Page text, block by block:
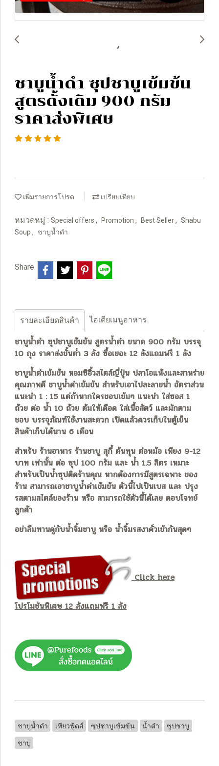
ชาบูน้ำดำ ซุปชาบูเข้มข้น
สูตรดั้งเดิม 900 กรัม
ราคาส่งพิเศษ
เพิ่มรายการโปรด เปรียบเทียบ
หมวดหมู่ : Special offers , Promotion , Best Seller, Shabu
Soup , ชาบูน้ำดำ
Share
รายละเอียดสินค้า ไอเดียเมนูอาหาร
ชาบูน้ำดำ ซุปชาบูเข้มข้น สูตรน้ำดำ ขนาด 900 กรัม บรรจุ
10 ถุง ราคาส่งขั้นต่ำ 3 ลัง ซื้อเยอะ 12 ลังแถมฟรี 1 ลัง
ชาบูน้ำดำเข้มข้น หอมซิอิ้วสไตล์ญี่ปุ่น ปลาโอแห้งและสาหร่าย
คุณภาพดี ชาบูน้ำดำเข้มข้น สำหรับเอาไปละลายน้ำ อัตราส่วน
แนะนำ 1 : 15 แต่ถ้าหากใครชอบเข้มๆ แนะนำ ใส่ซอส 1
ถ้วย ต่อ น้ำ 10 ถ้วย ต้มให้เดือด ใส่เนื้อสัตว์ และผักตาม
ชอบ บรรจุภัณฑ์ใช้งานสะดวก เปิดแล้วควรเก็บในตู้เย็น
สินค้าเก็บได้นาน 6 เดือน
สำหรับ ร้านอาหาร ร้านชาบู สุกี้ ต้นทุน ต่อหม้อ เพียง 9-12
บาท เท่านั้น ต่อ ซุป 100 กรัม และ น้ำ 1.5 ลิตร เหมาะ
สำหรับเป็นน้ำซุปติดร้านคุณ หากต้องการมีสูตรเฉพาะ ของ
ร้าน สามารถเอาชาบูน้ำดำเข้มข้น ตัวนี้ไปเป็นเบส และ ปรุง
รสตามสไตล์ของร้าน หรือ สามารถใช้ตัวนี้ได้เลย ตอบโจทย์
ลูกค้า
อย่าลืมทานคู่กับน้ำจิ้มชาบู หรือ น้ำจิ้มรสงาคั่วเข้ากันสุดๆ
Click here
โปรโมชันพิเศษ 12 ลังแถมฟรี 1 ลัง
ชาบูน้ำดำ เพียวฟู้ดส์ ซุปชาบูเข้มข้น น้ำดำ ซุปชาบู
ชาบู